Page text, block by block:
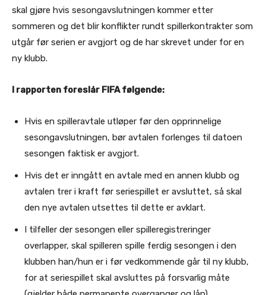
skal gjøre hvis sesongavslutningen kommer etter
sommeren og det blir konflikter rundt spillerkontrakter som
utgår før serien er avgjort og de har skrevet under for en
ny klubb.
I rapporten foreslår FIFA følgende:
Hvis en spilleravtale utløper før den opprinnelige
sesongavslutningen, bør avtalen forlenges til datoen
sesongen faktisk er avgjort.
Hvis det er inngått en avtale med en annen klubb og
avtalen trer i kraft før seriespillet er avsluttet, så skal
den nye avtalen utsettes til dette er avklart.
I tilfeller der sesongen eller spilleregistreringer
overlapper, skal spilleren spille ferdig sesongen i den
klubben han/hun er i før vedkommende går til ny klubb,
for at seriespillet skal avsluttes på forsvarlig måte